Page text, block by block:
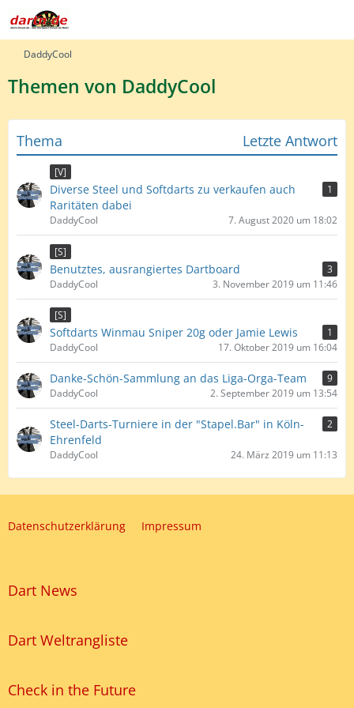
DaddyCool
Themen von DaddyCool
Thema Letzte Antwort
[V]
Diverse Steel und Softdarts zu verkaufen auch
Raritäten dabei
1
DaddyCool 7. August 2020 um 18:02
[S]
Benutztes, ausrangiertes Dartboard
3
DaddyCool
3. November 2019 um 11:46
[S]
Softdarts Winmau Sniper 20g oder Jamie Lewis
1
DaddyCool
17. Oktober 2019 um 16:04
Danke-Schön-Sammlung an das Liga-Orga-Team
9
DaddyCool
2. September 2019 um 13:54
Steel-Darts-Turniere in der "Stapel.Bar" in Köln-
Ehrenfeld
2
DaddyCool 24. März 2019 um 11:13
Datenschutzerklärung Impressum
Dart News
Dart Weltrangliste
Check in the Future